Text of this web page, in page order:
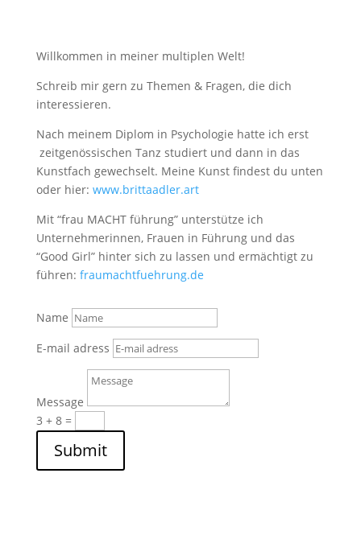
Willkommen in meiner multiplen Welt!
Schreib mir gern zu Themen & Fragen, die dich
interessieren.
Nach meinem Diplom in Psychologie hatte ich erst
zeitgenössischen Tanz studiert und dann in das
Kunstfach gewechselt. Meine Kunst findest du unten
oder hier: www.brittaadler.art
Mit “frau MACHT führung” unterstütze ich
Unternehmerinnen, Frauen in Führung und das
“Good Girl” hinter sich zu lassen und ermächtigt zu
führen: fraumachtfuehrung.de
Name
E-mail adress
Message
3 + 8=
Submit